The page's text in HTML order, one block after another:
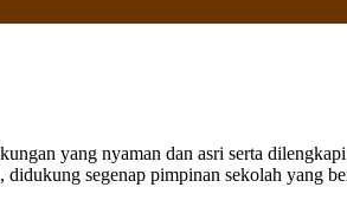
yang nyaman dan asri serta
segenap pimpinan sekolah yang